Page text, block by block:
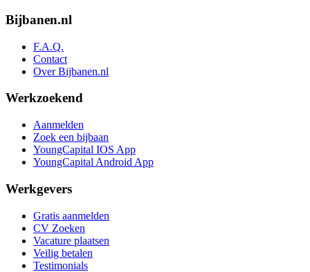
Bijbanen.nl
F.A.Q.
Contact
Over Bijbanen.nl
Werkzoekend
Aanmelden
Zoek een bijbaan
YoungCapital IOS App
YoungCapital Android App
Werkgevers
Gratis aanmelden
CV Zoeken
Vacature plaatsen
Veilig betalen
Testimonials